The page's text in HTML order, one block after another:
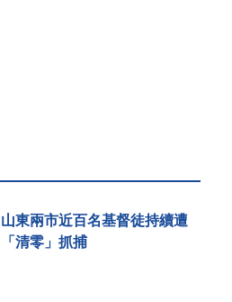
山東兩市近百名基督徒持續遭
「清零」抓捕